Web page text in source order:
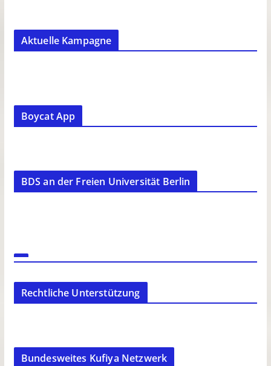
Aktuelle Kampagne
Boycat App
BDS an der Freien Universität Berlin
Rechtliche Unterstützung
Bundesweites Kufiya Netzwerk